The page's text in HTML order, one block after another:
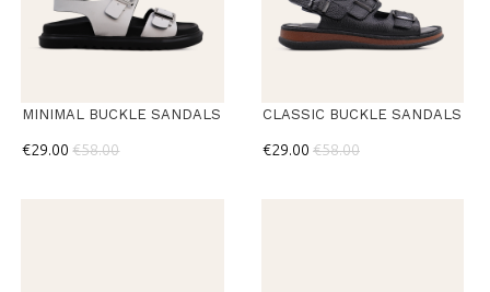
MINIMAL BUCKLE SANDALS
€29.00 €58.00
CLASSIC BUCKLE SANDALS
€29.00 €58.00